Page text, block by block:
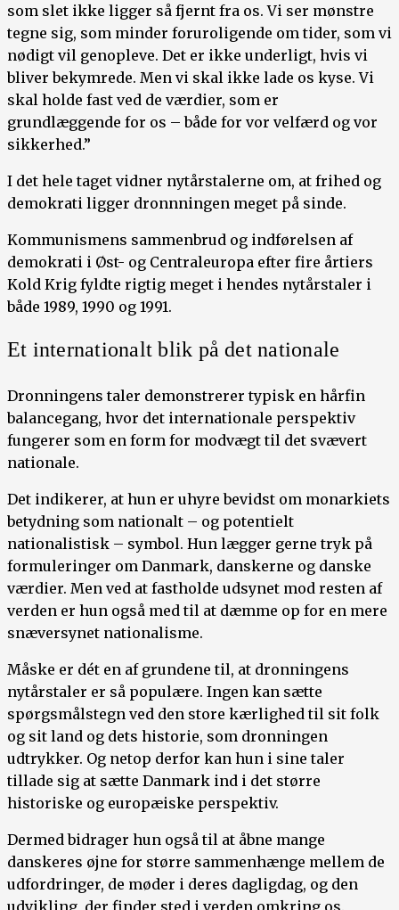
som slet ikke ligger så fjernt fra os. Vi ser mønstre
tegne sig, som minder foruroligende om tider, som vi
nødigt vil genopleve. Det er ikke underligt, hvis vi
bliver bekymrede. Men vi skal ikke lade os kyse. Vi
skal holde fast ved de værdier, som er
grundlæggende for os – både for vor velfærd og vor
sikkerhed.”
I det hele taget vidner nytårstalerne om, at frihed og
demokrati ligger dronnningen meget på sinde.
Kommunismens sammenbrud og indførelsen af
demokrati i Øst- og Centraleuropa efter fire årtiers
Kold Krig fyldte rigtig meget i hendes nytårstaler i
både 1989, 1990 og 1991.
Et internationalt blik på det nationale
Dronningens taler demonstrerer typisk en hårfin
balancegang, hvor det internationale perspektiv
fungerer som en form for modvægt til det svævert
nationale.
Det indikerer, at hun er uhyre bevidst om monarkiets
betydning som nationalt – og potentielt
nationalistisk – symbol. Hun lægger gerne tryk på
formuleringer om Danmark, danskerne og danske
værdier. Men ved at fastholde udsynet mod resten af
verden er hun også med til at dæmme op for en mere
snæversynet nationalisme.
Måske er dét en af grundene til, at dronningens
nytårstaler er så populære. Ingen kan sætte
spørgsmålstegn ved den store kærlighed til sit folk
og sit land og dets historie, som dronningen
udtrykker. Og netop derfor kan hun i sine taler
tillade sig at sætte Danmark ind i det større
historiske og europæiske perspektiv.
Dermed bidrager hun også til at åbne mange
danskeres øjne for større sammenhænge mellem de
udfordringer, de møder i deres dagligdag, og den
udvikling, der finder sted i verden omkring os.